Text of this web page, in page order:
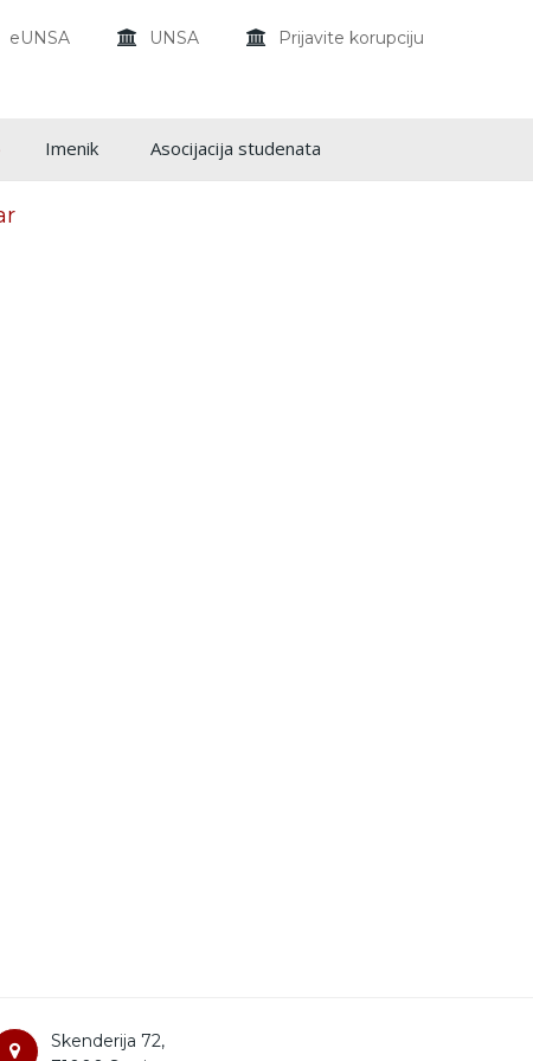
eUNSA UNSA Prijavite korupciju
Imenik Asocijacija studenata
Skenderija 72,